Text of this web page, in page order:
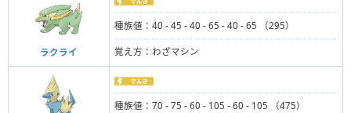
ラクライ
種族値：40 - 45 - 40 - 65 - 40 - 65 （295）
覚え方：わざマシン
種族値：70 - 75 - 60 - 105 - 60 - 105 （475）